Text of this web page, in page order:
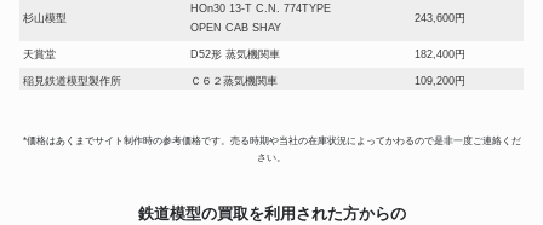
杉山模型
HOn30 13-T C.N. 774TYPE
OPEN CAB SHAY
243,600円
天賞堂 D52形 蒸気機関車 182,400円
稲見鉄道模型製作所 Ｃ６２蒸気機関車 109,200円
ムサシノモデル 電気機関車 西武 E21形 E22 99,600円
D50 蒸気機関車
新性能直流機関車 JR EF65 特別
*価格はあくまでサイト制作時の参考価格です。売る時期や当社の在庫状況によってかわるので是非一度ご連絡くだ
さい。
鉄道模型の買取を利用された方からの